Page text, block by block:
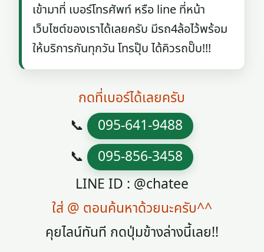
เข้ามาที่ เบอร์โทรศัพท์ หรือ line ที่หน้า
เว็บไซต์ของเราได้เลยครับ มีรถ4ล้อไว้พร้อม
ให้บริการกันทุกวัน โทรปุ๊บ ได้คิวรถปั๊บ!!!
กดที่เบอร์ได้เลยครับ
📞 095-641-9488
📞 095-856-3458
LINE ID : @chatee
ใส่ @ ตอนค้นหาด้วยนะครับ^^
คุยไลน์ทันที กดปุ่มข้างล่างนี้เลย!!